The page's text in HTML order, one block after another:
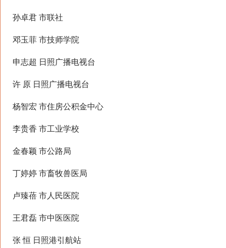
孙卓君 市联社
邓玉菲 市技师学院
申志超 日照广播电视台
许 原 日照广播电视台
杨智宏 市住房公积金中心
李贵香 市工业学校
金春颖 市公路局
丁婷婷 市畜牧兽医局
卢臻蓓 市人民医院
王君磊 市中医医院
张 恒 日照港引航站